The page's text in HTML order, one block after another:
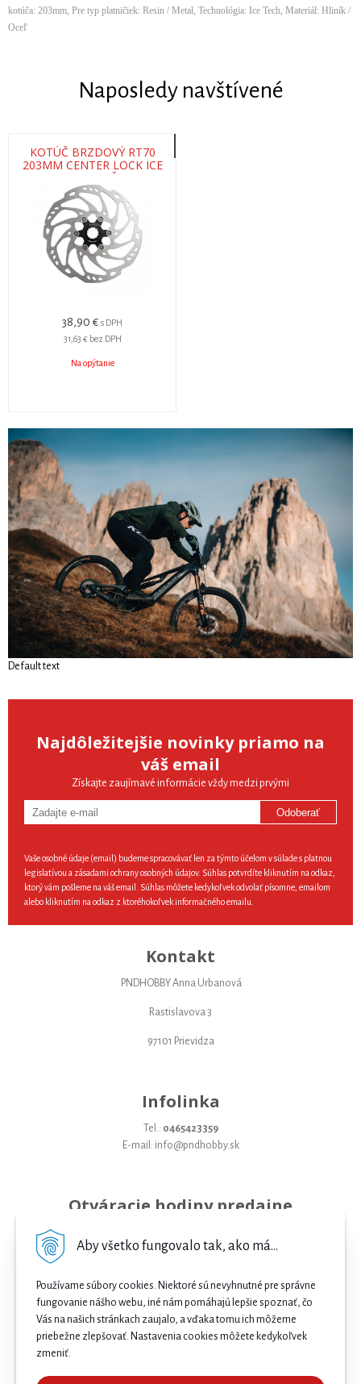
Aby všetko fungovalo tak, ako má...
Používame súbory cookies. Niektoré sú nevyhnutné pre správne
fungovanie nášho webu, iné nám pomáhajú lepšie spoznať, čo
Vás na našich stránkach zaujalo, a vďaka tomu ich môžeme
priebežne zlepšovať. Nastavenia cookies môžete kedykoľvek
zmeniť.
kotúča: 203mm, Pre typ platničiek: Resin / Metal, Technológia: Ice Tech, Materiál: Hliník /
Oceľ
Naposledy navštívené
KOTÚČ BRZDOVÝ RT70
203MM CENTER LOCK ICE
TECH (VONK. UŤAHOV.)
38,90 € s DPH
31,63 € bez DPH
Na opýtanie
Default text
Najdôležitejšie novinky priamo na
váš email
Získajte zaujímavé informácie vždy medzi prvými
Odoberať
Vaše osobné údaje (email) budeme spracovávať len za týmto účelom v súlade s platnou
legislatívou a zásadami ochrany osobných údajov. Súhlas potvrdíte kliknutím na odkaz,
ktorý vám pošleme na váš email. Súhlas môžete kedykoľvek odvolať písomne, emailom
alebo kliknutím na odkaz z ktoréhokoľvek informačného emailu.
Kontakt
PNDHOBBY Anna Urbanová
Rastislavova 3
97101 Prievidza
Infolinka
Tel.: 0465423359
E-mail: info@pndhobby.sk
Otváracie hodiny predajne
Streda 09-17
Štvrtok 09-17
Sobota 09-12